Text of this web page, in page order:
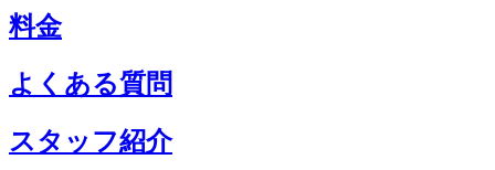
料金
よくある質問
スタッフ紹介